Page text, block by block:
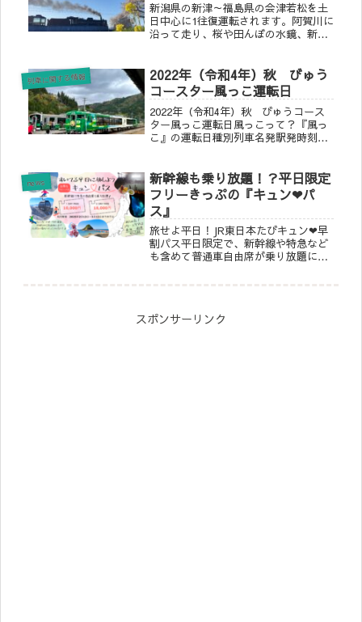
新潟県の新津～福島県の会津若松を土
日中心に1往復運転されます。阿賀川に
沿って走り、桜や田んぼの水鏡、新
春は毎年恒例の新津ー村上で運行され
る「SL村上ひな街道」のほか「SLしあ
わせの風ふくしま号」として十数年ぶ
りにSLが会津若松ー郡山間で運行され
ます（旅行商品）
列車に関する情報
2022年（令和4年）秋 びゅう
コースター風っこ運転日
2022年（令和4年）秋 びゅうコース
ター風っこ運転日風っこって？『風っ
こ』の運転日種別列車名発駅発時刻着
12:4010/29.30・・只見13:40会津若松
15:58・・快速水郡...
news
新幹線も乗り放題！？平日限定
フリーきっぷの『キュン❤︎パ
ス』
旅せよ平日！JR東日本たびキュン❤︎早
割パス平日限定で、新幹線や特急など
も含めて普通車自由席が乗り放題にな
スポンサーリンク